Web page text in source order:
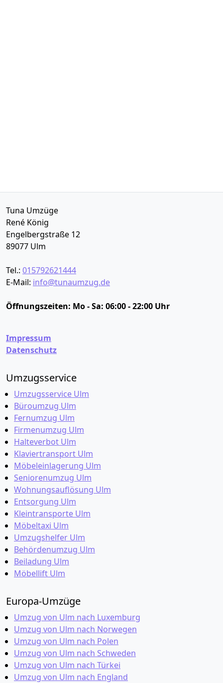
Tuna Umzüge
René König
Engelbergstraße 12
89077 Ulm
Tel.: 015792621444
E-Mail: info@tunaumzug.de
Öffnungszeiten: Mo - Sa: 06:00 - 22:00 Uhr
Impressum
Datenschutz
Umzugsservice
Umzugsservice Ulm
Büroumzug Ulm
Fernumzug Ulm
Firmenumzug Ulm
Halteverbot Ulm
Klaviertransport Ulm
Möbeleinlagerung Ulm
Seniorenumzug Ulm
Wohnungsauflösung Ulm
Entsorgung Ulm
Kleintransporte Ulm
Möbeltaxi Ulm
Umzugshelfer Ulm
Behördenumzug Ulm
Beiladung Ulm
Möbellift Ulm
Europa-Umzüge
Umzug von Ulm nach Luxemburg
Umzug von Ulm nach Norwegen
Umzug von Ulm nach Polen
Umzug von Ulm nach Schweden
Umzug von Ulm nach Türkei
Umzug von Ulm nach England